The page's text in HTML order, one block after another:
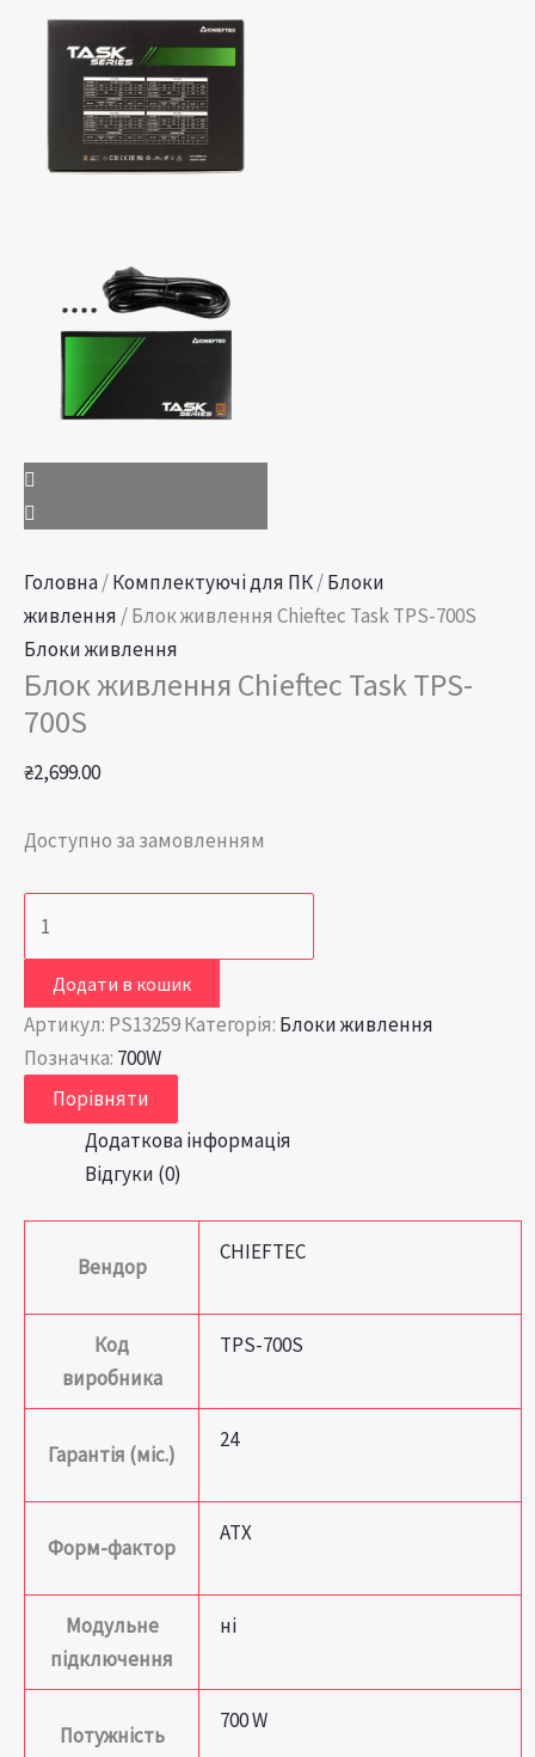
Головна/Комплектуючі для ПК/Блоки
живлення / Блок живлення Chieftec Task TPS-700S
Блоки живлення
Блок живлення Chieftec Task TPS-
700S
₴2,699.00
Доступно за замовленням
Додати в кошик
Артикул: PS13259Категорія: Блоки живлення
Позначка: 700W
Порівняти
Додаткова інформація
Відгуки (0)
Вендор
CHIEFTEC
Код
виробника
TPS-700S
Гарантія (міс.)
24
Форм-фактор
ATX
Модульне
підключення
ні
Потужність
700 W